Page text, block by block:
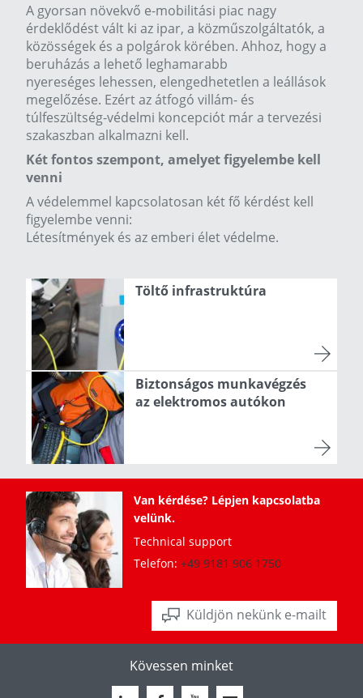
A gyorsan növekvő e-mobilitási piac nagy
érdeklődést vált ki az ipar, a közműszolgáltatók, a
közösségek és a polgárok körében. Ahhoz, hogy a
beruházás a lehető leghamarabb
nyereséges lehessen, elengedhetetlen a leállások
megelőzése. Ezért az átfogó villám- és
túlfeszültség-védelmi koncepciót már a tervezési
szakaszban alkalmazni kell.
Két fontos szempont, amelyet figyelembe kell
venni
A védelemmel kapcsolatosan két fő kérdést kell
figyelembe venni:
Létesítmények és az emberi élet védelme.
Töltő infrastruktúra
Biztonságos munkavégzés
az elektromos autókon
Van kérdése? Lépjen kapcsolatba
velünk.
Technical support
Telefon: +49 9181 906 1750
Küldjön nekünk e-mailt
Kövessen minket